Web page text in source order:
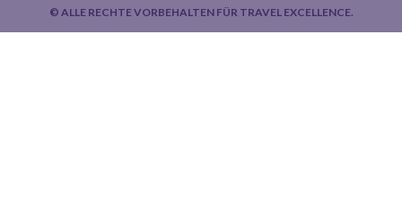
© ALLE RECHTE VORBEHALTEN FÜR TRAVEL EXCELLENCE.